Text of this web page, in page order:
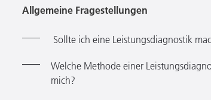
Allgemeine Fragestellungen
Sollte ich eine Leistungsdiagnostik
Welche Methode einer
mich?